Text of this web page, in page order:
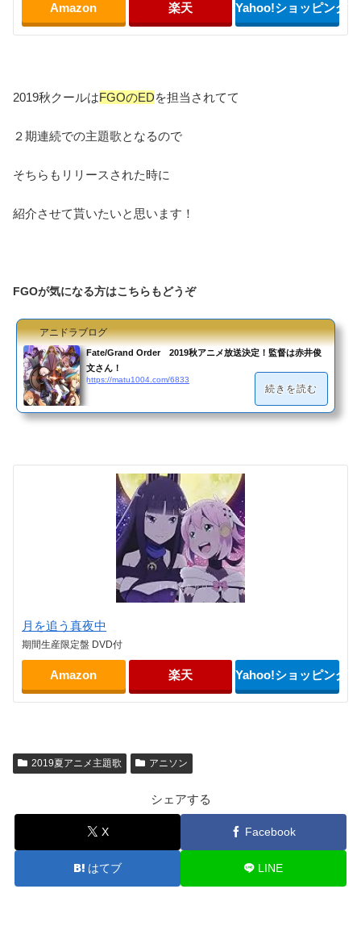
Amazon 楽天 Yahoo!ショッピング
2019秋クールはFGOのEDを担当されてて
２期連続での主題歌となるので
そちらもリリースされた時に
紹介させて貰いたいと思います！
FGOが気になる方はこちらもどうぞ
アニドラブログ
Fate/Grand Order 2019秋アニメ放送決定！監督は赤井俊
文さん！
https://matu1004.com/6833
続きを読む
月を追う真夜中
期間生産限定盤 DVD付
Amazon 楽天 Yahoo!ショッピング
2019夏アニメ主題歌 アニソン
シェアする
X Facebook
はてブ LINE